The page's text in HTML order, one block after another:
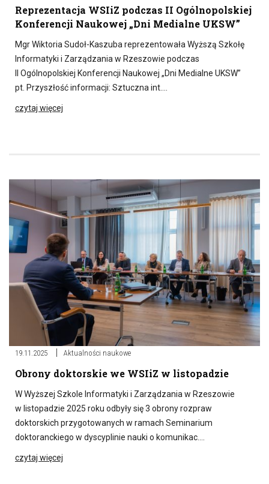
Reprezentacja WSIiZ podczas II Ogólnopolskiej
Konferencji Naukowej „Dni Medialne UKSW”
Mgr Wiktoria Sudoł-Kaszuba reprezentowała Wyższą Szkołę
Informatyki i Zarządzania w Rzeszowie podczas
II Ogólnopolskiej Konferencji Naukowej „Dni Medialne UKSW”
pt. Przyszłość informacji: Sztuczna int….
czytaj więcej
19.11.2025 Aktualności naukowe
Obrony doktorskie we WSIiZ w listopadzie
W Wyższej Szkole Informatyki i Zarządzania w Rzeszowie
w listopadzie 2025 roku odbyły się 3 obrony rozpraw
doktorskich przygotowanych w ramach Seminarium
doktoranckiego w dyscyplinie nauki o komunikac….
czytaj więcej